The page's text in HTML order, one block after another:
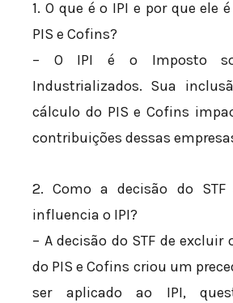
1. O que é o IPI e por que ele
PIS e Cofins?
– O IPI é o Imposto
Industrializados. Sua
cálculo do PIS e Cofins
contribuições dessas
2. Como a decisão do STF
influencia o IPI?
– A decisão do STF de excluir
do PIS e Cofins criou um
ser aplicado ao IPI,